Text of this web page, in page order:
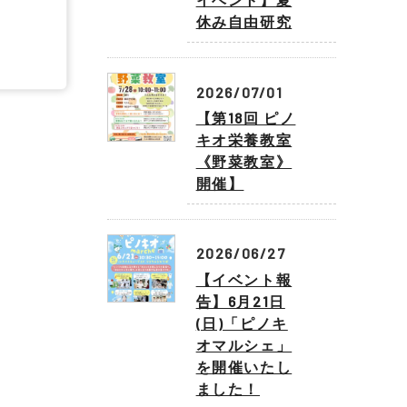
休み自由研究
2026/07/01
【第18回 ピノ
キオ栄養教室
《野菜教室》
開催】
2026/06/27
【イベント報
告】6月21日
(日)「ピノキ
オマルシェ」
を開催いたし
ました！